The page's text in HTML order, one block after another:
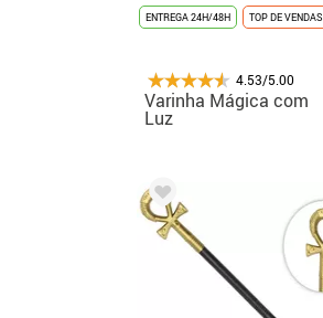
ENTREGA 24H/48H TOP DE VENDAS
4.53/5.00
Varinha Mágica com
Luz